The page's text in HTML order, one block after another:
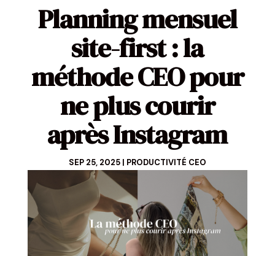
Planning mensuel
site-first : la
méthode CEO pour
ne plus courir
après Instagram
SEP 25, 2025| PRODUCTIVITÉ CEO